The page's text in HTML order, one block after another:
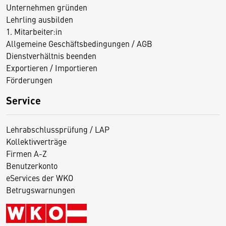
Unternehmen gründen
Lehrling ausbilden
1. Mitarbeiter:in
Allgemeine Geschäftsbedingungen / AGB
Dienstverhältnis beenden
Exportieren / Importieren
Förderungen
Service
Lehrabschlussprüfung / LAP
Kollektivverträge
Firmen A-Z
Benutzerkonto
eServices der WKO
Betrugswarnungen